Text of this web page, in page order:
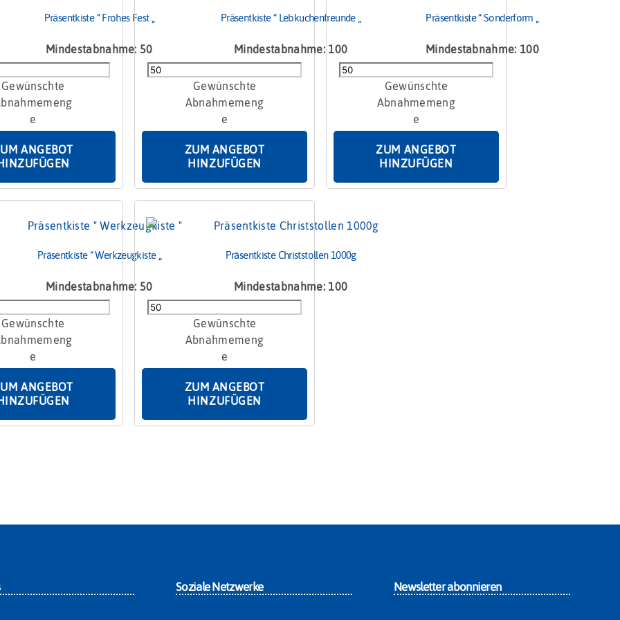
Präsentkiste “ Frohes Fest „
Mindestabnahme: 50
ANGEBOT
Präsentkiste “ Lebkuchenfreunde „
Mindestabnahme: 100
Präsentkiste
Lebkuchenfreunde
Menge
ZUM ANGEBOT
HINZUFÜGEN
Präsentkiste “ Sonderform „
Mindestabnahme: 100
Präsentkiste
Sonderform
Menge
ZUM ANGEBOT
HINZUFÜGEN
Präsentkiste “ Werkzeugkiste „
Mindestabnahme: 50
ANGEBOT
Präsentkiste Christstollen 1000g
Mindestabnahme: 100
Präsentkiste
Christstollen
ZUM ANGEBOT
HINZUFÜGEN
Soziale Netzwerke Newsletter abonnieren